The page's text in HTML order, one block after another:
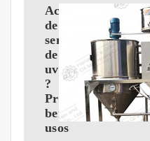
Aceite
de
semillas
de
uva
?
Propiedades,
beneficios,
usos